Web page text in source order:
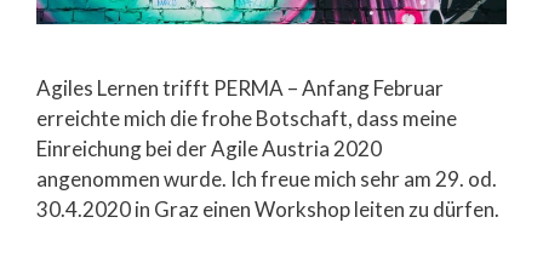
Agiles Lernen trifft PERMA – Anfang Februar
erreichte mich die frohe Botschaft, dass meine
Einreichung bei der Agile Austria 2020
angenommen wurde. Ich freue mich sehr am 29. od.
30.4.2020 in Graz einen Workshop leiten zu dürfen.